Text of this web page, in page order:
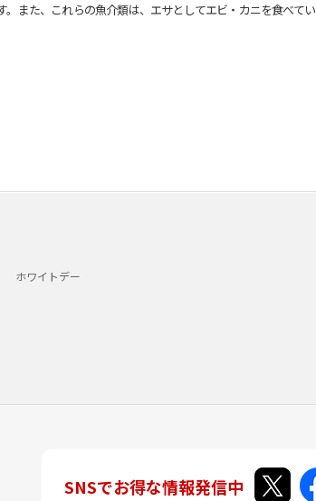
た、これらの魚介類は、エサとしてエビ・カニを食べてい
ホワイトデー
SNSでお得な情報発信中